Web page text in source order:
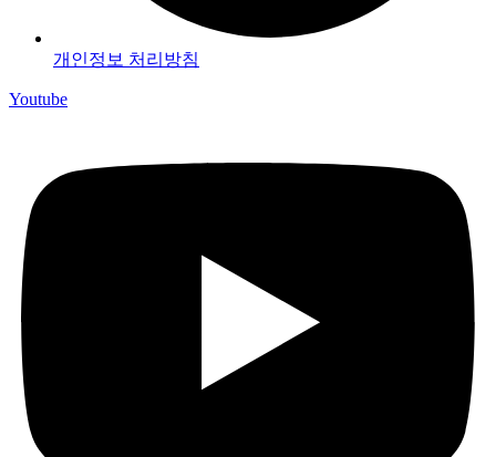
개인정보 처리방침
Youtube